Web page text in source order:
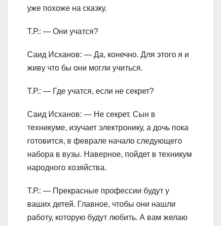
уже похоже на сказку.
Т.Р.: — Они учатся?
Саид Исханов: — Да, конечно. Для этого я и
живу что бы они могли учиться.
Т.Р.: — Где учатся, если не секрет?
Саид Исханов: — Не секрет. Сын в
техникуме, изучает электронику, а дочь пока
готовится, в феврале начало следующего
набора в вузы. Наверное, пойдет в техникум
народного хозяйства.
Т.Р.: — Прекрасные профессии будут у
ваших детей. Главное, чтобы они нашли
работу, которую будут любить. А вам желаю